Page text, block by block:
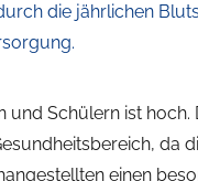
die jährlichen
und Schülern ist hoch.
da
einen